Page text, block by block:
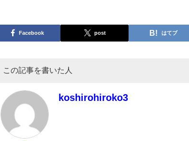
Facebook post はてブ
この記事を書いた人
koshirohiroko3